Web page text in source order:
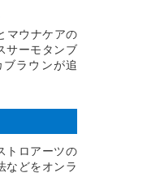
マウナケアの
サーモタンブ
ラウンが追
トロアーツの
などをオンラ